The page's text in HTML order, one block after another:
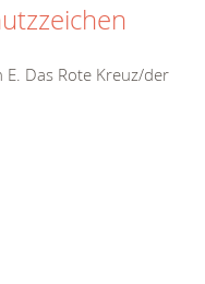
E. Das Rote Kreuz/der